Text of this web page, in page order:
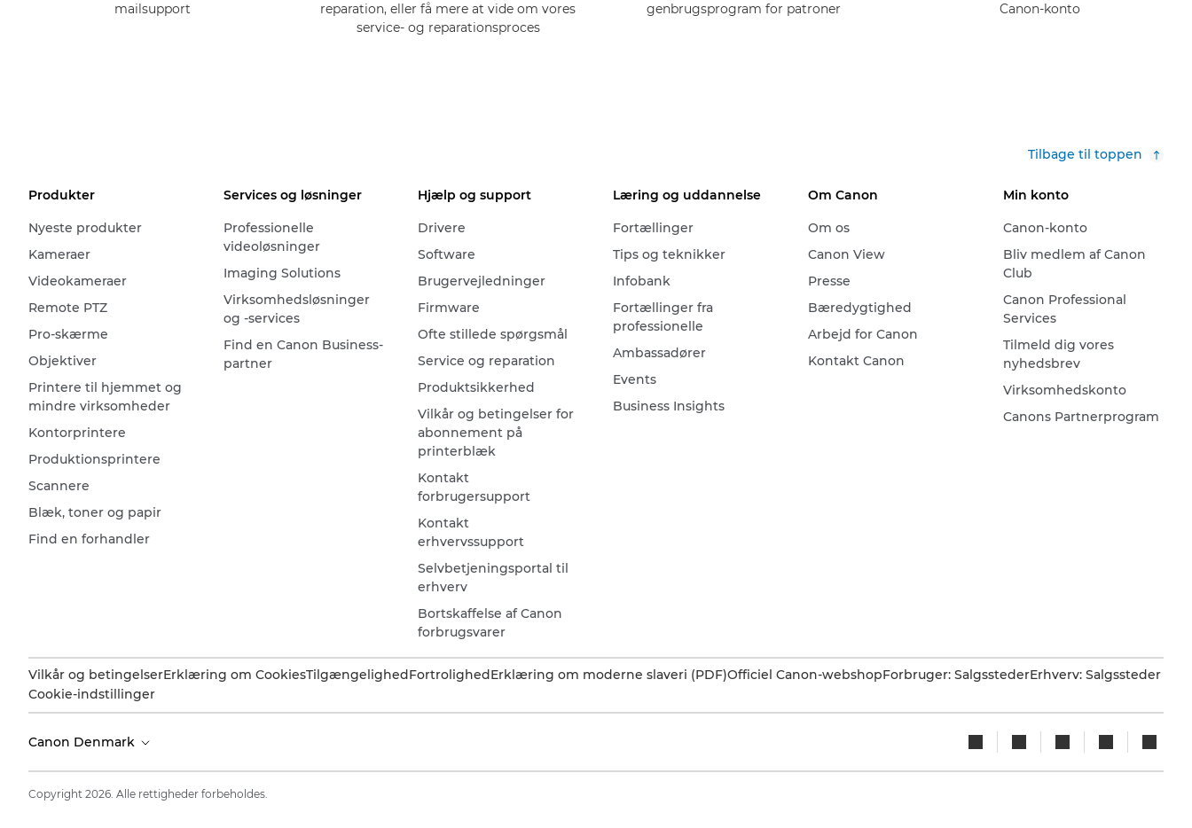
mailsupport
reparation, eller få mere at vide om vores
service- og reparationsproces
genbrugsprogram for patroner
Canon-konto
Tilbage til toppen
Produkter
Nyeste produkter
Kameraer
Videokameraer
Remote PTZ
Pro-skærme
Objektiver
Printere til hjemmet og
mindre virksomheder
Kontorprintere
Produktionsprintere
Scannere
Blæk, toner og papir
Find en forhandler
Services og løsninger
Professionelle
videoløsninger
Imaging Solutions
Virksomhedsløsninger
og -services
Find en Canon Business-
partner
Hjælp og support
Drivere
Software
Brugervejledninger
Firmware
Ofte stillede spørgsmål
Service og reparation
Produktsikkerhed
Vilkår og betingelser for
abonnement på
printerblæk
Kontakt
forbrugersupport
Kontakt
erhvervssupport
Selvbetjeningsportal til
erhverv
Bortskaffelse af Canon
forbrugsvarer
Læring og uddannelse
Fortællinger
Tips og teknikker
Infobank
Fortællinger fra
professionelle
Ambassadører
Events
Business Insights
Om Canon
Om os
Canon View
Presse
Bæredygtighed
Arbejd for Canon
Kontakt Canon
Min konto
Canon-konto
Bliv medlem af Canon
Club
Canon Professional
Services
Tilmeld dig vores
nyhedsbrev
Virksomhedskonto
Canons Partnerprogram
Vilkår og betingelserErklæring om CookiesTilgængelighed Fortrolighed Erklæring om moderne slaveri (PDF)Officiel Canon-webshopForbruger: SalgsstederErhverv: Salgssteder
Cookie-indstillinger
Canon Denmark
Copyright 2026. Alle rettigheder forbeholdes.